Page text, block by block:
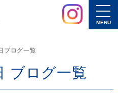
MENU
ブログ一覧
ブログ一覧